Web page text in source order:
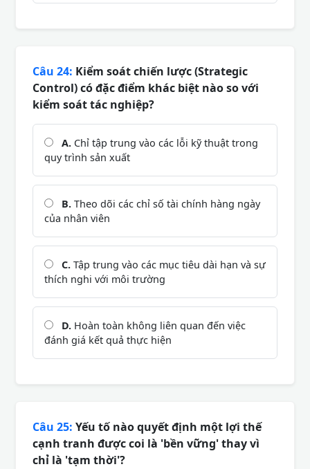
Câu 24: Kiểm soát chiến lược (Strategic
Control) có đặc điểm khác biệt nào so với
kiểm soát tác nghiệp?
A. Chỉ tập trung vào các lỗi kỹ thuật trong
quy trình sản xuất
B. Theo dõi các chỉ số tài chính hàng ngày
của nhân viên
C. Tập trung vào các mục tiêu dài hạn và sự
thích nghi với môi trường
D. Hoàn toàn không liên quan đến việc
đánh giá kết quả thực hiện
Câu 25: Yếu tố nào quyết định một lợi thế
cạnh tranh được coi là 'bền vững' thay vì
chỉ là 'tạm thời'?